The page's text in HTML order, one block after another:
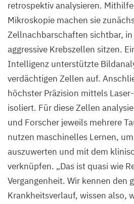
retrospektiv analysieren.
Mikroskopie machen sie
Zellnachbarschaften sichtbar,
aggressive Krebszellen sitzen.
Intelligenz unterstützte
verdächtigen Zellen auf.
höchster Präzision mittels
isoliert. Für diese Zellen
und Forscher jeweils mehrere
nutzen maschinelles Lernen,
auszuwerten und mit dem
verknüpfen. „Das ist quasi wie
Vergangenheit. Wir kennen den
Krankheitsverlauf, wissen also,